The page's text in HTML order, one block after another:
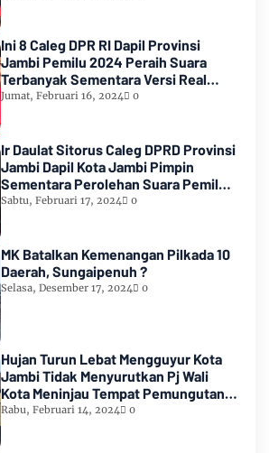
Ini 8 Caleg DPR RI Dapil Provinsi
Jambi Pemilu 2024 Peraih Suara
Terbanyak Sementara Versi Real
Count KPU RI
Jumat, Februari 16, 2024 0
Ir Daulat Sitorus Caleg DPRD Provinsi
Jambi Dapil Kota Jambi Pimpin
Sementara Perolehan Suara Pemilu
2024
Sabtu, Februari 17, 2024 0
MK Batalkan Kemenangan Pilkada 10
Daerah, Sungaipenuh ?
Selasa, Desember 17, 2024 0
Hujan Turun Lebat Mengguyur Kota
Jambi Tidak Menyurutkan Pj Wali
Kota Meninjau Tempat Pemungutan
Suara Pemilu 2024
Rabu, Februari 14, 2024 0